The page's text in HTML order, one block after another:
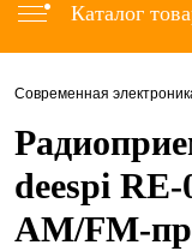
Каталог
Современная
deespi
AM/FM-